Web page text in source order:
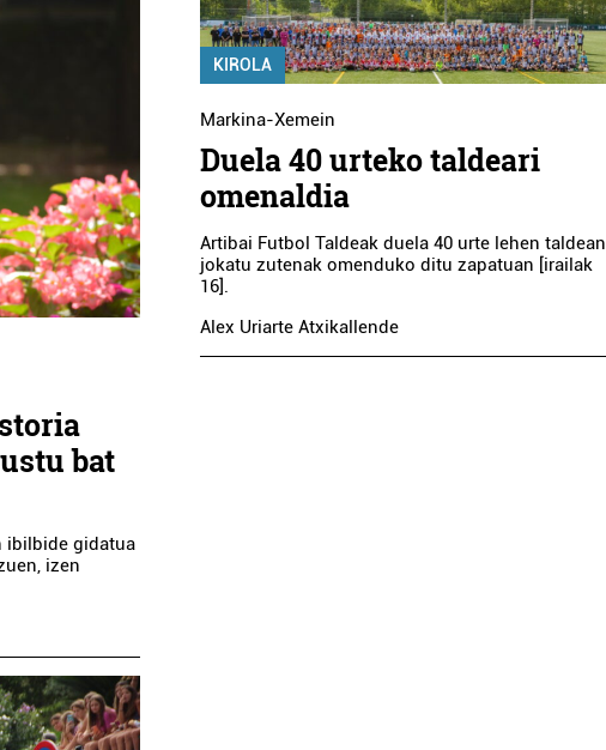
bat
ibilbide gidatua
izen
KIROLA
Markina-Xemein
Duela 40 urteko taldeari
omenaldia
Artibai Futbol Taldeak duela 40 urte lehen taldean
jokatu zutenak omenduko ditu zapatuan [irailak
16].
Alex Uriarte Atxikallende